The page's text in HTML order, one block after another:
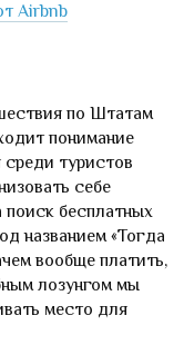
Airbnb
по Штатам
понимание
среди туристов
себе
поиск бесплатных
названием «Тогда
вообще платить,
лозунгом мы
место для